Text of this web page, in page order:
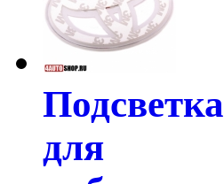
Подсветка
для